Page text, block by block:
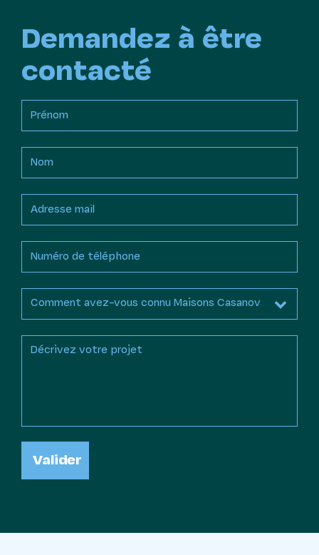
Demandez à être
contacté
Valider